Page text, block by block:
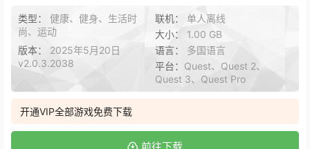
类型： 健康、健身、生活时
尚、运动
联机： 单人离线
大小： 1.00 GB
版本： 2025年5月20日
v2.0.3.2038
语言： 多国语言
平台： Quest、Quest 2、
Quest 3、Quest Pro
开通VIP全部游戏免费下载